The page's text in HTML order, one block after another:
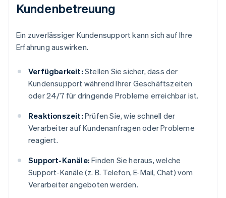
Kundenbetreuung
Ein zuverlässiger Kundensupport kann sich auf Ihre
Erfahrung auswirken.
Verfügbarkeit: Stellen Sie sicher, dass der
Kundensupport während Ihrer Geschäftszeiten
oder 24/7 für dringende Probleme erreichbar ist.
Reaktionszeit: Prüfen Sie, wie schnell der
Verarbeiter auf Kundenanfragen oder Probleme
reagiert.
Support-Kanäle: Finden Sie heraus, welche
Support-Kanäle (z. B. Telefon, E-Mail, Chat) vom
Verarbeiter angeboten werden.